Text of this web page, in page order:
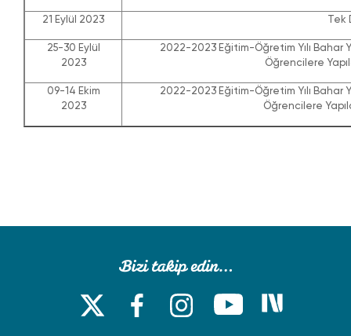
21 Eylül 2023 Tek
25-30 Eylül
2023
2022-2023 Eğitim-Öğretim Yılı Bahar
Öğrencilere
09-14 Ekim
2023
2022-2023 Eğitim-Öğretim Yılı Bahar
Öğrencilere